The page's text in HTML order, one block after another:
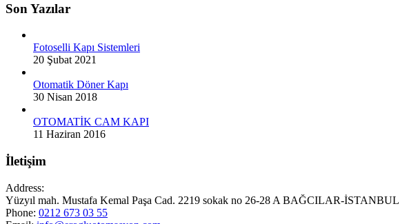
Son Yazılar
Fotoselli Kapı Sistemleri
20 Şubat 2021
Otomatik Döner Kapı
30 Nisan 2018
OTOMATİK CAM KAPI
11 Haziran 2016
İletişim
Address:
Yüzyıl mah. Mustafa Kemal Paşa Cad. 2219 sokak no 26-28 A BAĞCILAR-İSTANBUL
Phone: 0212 673 03 55